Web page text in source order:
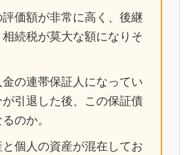
価額が非常に高く、後継
続税が莫大な額になりそ
の連帯保証人になってい
引退した後、この保証債
のか。
個人の資産が混在してお